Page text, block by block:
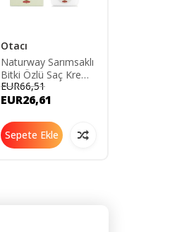
Otacı
Naturway Sarımsaklı
Bitki Özlü Saç Kremi
300 ml
EUR66,51
EUR26,61
Sepete Ekle